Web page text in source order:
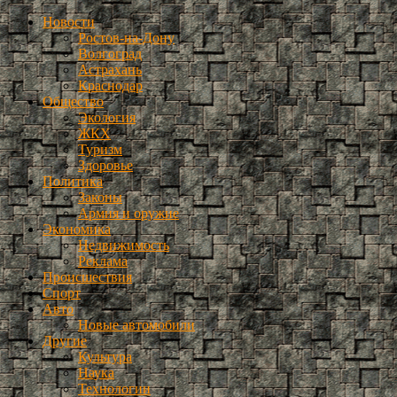
Новости
Ростов-на-Дону
Волгоград
Астрахань
Краснодар
Общество
Экология
ЖКХ
Туризм
Здоровье
Политика
Законы
Армия и оружие
Экономика
Недвижимость
Реклама
Происшествия
Спорт
Авто
Новые автомобили
Другие
Культура
Наука
Технологии